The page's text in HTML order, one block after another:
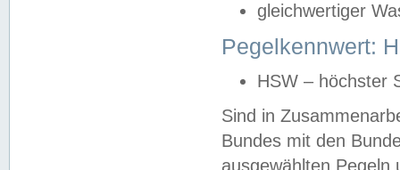
gleichwertiger
Pegelkennwert:
HSW – höchster
Sind in
Bundes mit den
ausgewählten